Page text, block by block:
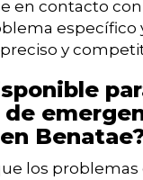
en contacto
específico
y
los problemas